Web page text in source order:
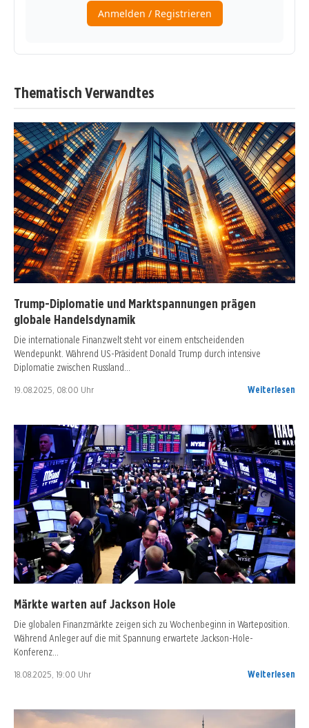
Thematisch Verwandtes
Trump-Diplomatie und Marktspannungen prägen
globale Handelsdynamik
Die internationale Finanzwelt steht vor einem entscheidenden
Wendepunkt. Während US-Präsident Donald Trump durch intensive
Diplomatie zwischen Russland…
19.08.2025, 08:00 Uhr Weiterlesen
Märkte warten auf Jackson Hole
Die globalen Finanzmärkte zeigen sich zu Wochenbeginn in Warteposition.
Während Anleger auf die mit Spannung erwartete Jackson-Hole-
Konferenz…
18.08.2025, 19:00 Uhr Weiterlesen